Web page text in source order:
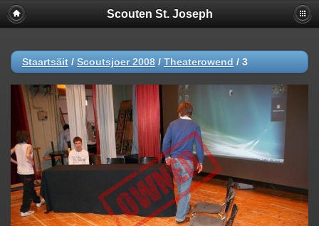
Scouten St. Joseph
Staartsäit / Scoutsjoer 2008 / Theaterowend / 3